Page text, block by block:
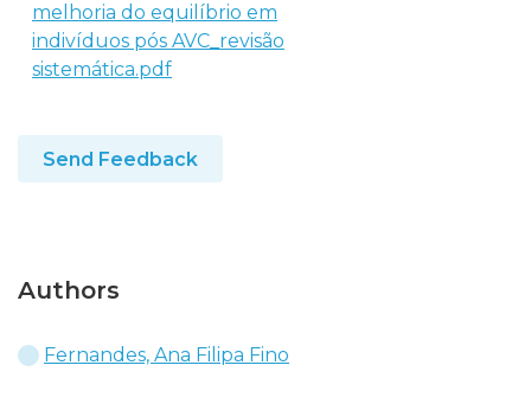
melhoria do equilíbrio em
indivíduos pós AVC_revisão
sistemática.pdf
Send Feedback
Authors
Fernandes, Ana Filipa Fino